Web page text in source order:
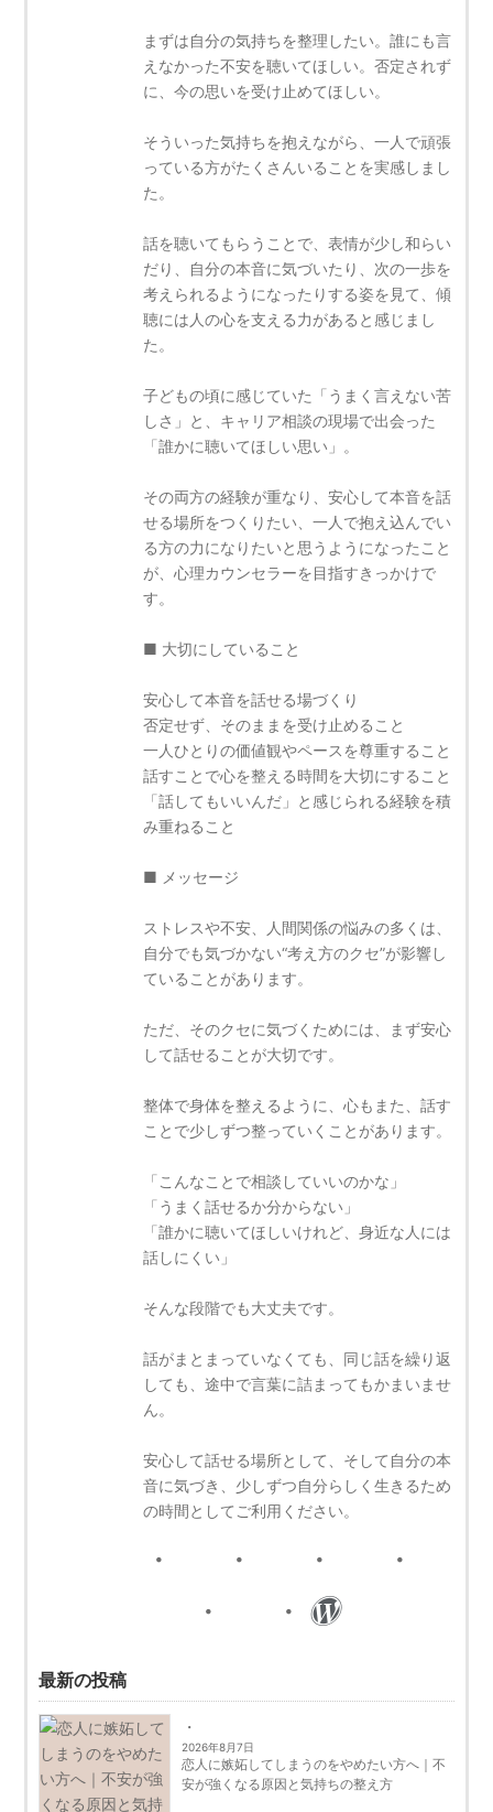
まずは自分の気持ちを整理したい。誰にも言
えなかった不安を聴いてほしい。否定されず
に、今の思いを受け止めてほしい。
そういった気持ちを抱えながら、一人で頑張
っている方がたくさんいることを実感しまし
た。
話を聴いてもらうことで、表情が少し和らい
だり、自分の本音に気づいたり、次の一歩を
考えられるようになったりする姿を見て、傾
聴には人の心を支える力があると感じまし
た。
子どもの頃に感じていた「うまく言えない苦
しさ」と、キャリア相談の現場で出会った
「誰かに聴いてほしい思い」。
その両方の経験が重なり、安心して本音を話
せる場所をつくりたい、一人で抱え込んでい
る方の力になりたいと思うようになったこと
が、心理カウンセラーを目指すきっかけで
す。
■ 大切にしていること
安心して本音を話せる場づくり
否定せず、そのままを受け止めること
一人ひとりの価値観やペースを尊重すること
話すことで心を整える時間を大切にすること
「話してもいいんだ」と感じられる経験を積
み重ねること
■ メッセージ
ストレスや不安、人間関係の悩みの多くは、
自分でも気づかない“考え方のクセ”が影響し
ていることがあります。
ただ、そのクセに気づくためには、まず安心
して話せることが大切です。
整体で身体を整えるように、心もまた、話す
ことで少しずつ整っていくことがあります。
「こんなことで相談していいのかな」
「うまく話せるか分からない」
「誰かに聴いてほしいけれど、身近な人には
話しにくい」
そんな段階でも大丈夫です。
話がまとまっていなくても、同じ話を繰り返
しても、途中で言葉に詰まってもかまいませ
ん。
安心して話せる場所として、そして自分の本
音に気づき、少しずつ自分らしく生きるため
の時間としてご利用ください。
最新の投稿
2026年8月7日
恋人に嫉妬してしまうのをやめたい方へ｜不
安が強くなる原因と気持ちの整え方